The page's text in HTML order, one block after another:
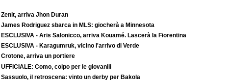
Zenit, arriva Jhon Duran
James Rodriguez sbarca in MLS: giocherà a Minnesota
ESCLUSIVA - Aris Salonicco, arriva Kouamé. Lascerà la Fiorentina
ESCLUSIVA - Karagumruk, vicino l'arrivo di Verde
Crotone, arriva un portiere
UFFICIALE: Como, colpo per le giovanili
Sassuolo, il retroscena: vinto un derby per Bakola